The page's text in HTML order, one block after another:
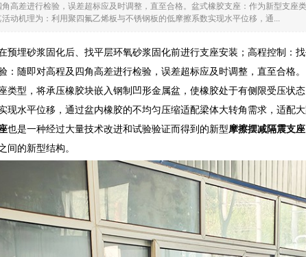
高差进行检验，误差超标应及时调整，直至合格。盆式橡胶支座：作为新型支座
动机理为：利用聚四氟乙烯板与不锈钢板的低摩擦系数实现水平位移，通...
预埋砂浆固化后、找平层环氧砂浆固化前进行支座安装；高程控制：
：随即对高程及四角高差进行检验，误差超标应及时调整，直至合格。
类型，将承压橡胶块嵌入钢制凹形金属盆，使橡胶处于有侧限受压状
现水平位移，通过盆内橡胶的不均匀压缩适配梁体大转角需求，适配大
也是一种经过大量技术改进和试验验证而得到的新型摩擦摆减隔震支座
间的新型结构。